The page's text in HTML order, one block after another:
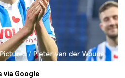
via Google